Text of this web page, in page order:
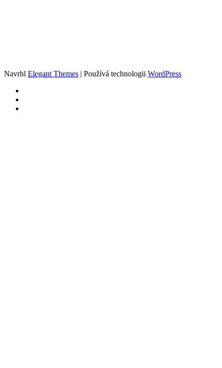
Navrhl Elegant Themes | Používá technologii WordPress